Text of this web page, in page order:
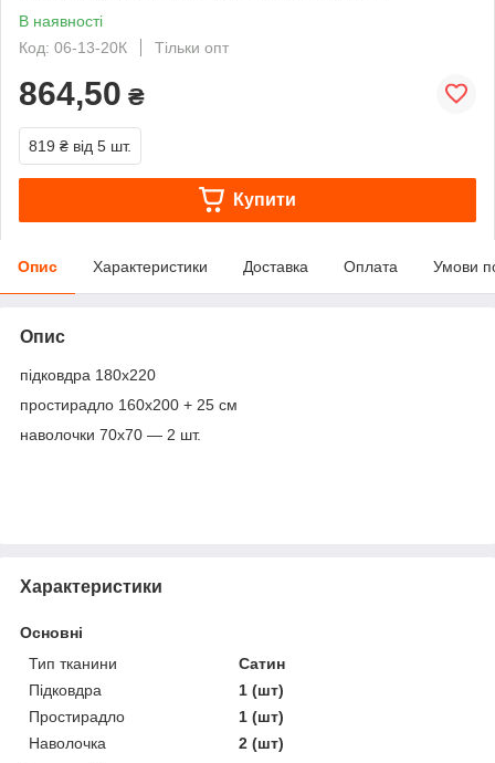
В наявності
Код: 06-13-20К
Тільки опт
864,50 ₴
819 ₴ від 5 шт.
Купити
Опис Характеристики Доставка Оплата Умови
Опис
підковдра 180х220
простирадло 160х200 + 25 см
наволочки 70х70 — 2 шт.
Характеристики
Основні
Тип тканини
Сатин
Підковдра
1 (шт)
Простирадло
1 (шт)
Наволочка
2 (шт)